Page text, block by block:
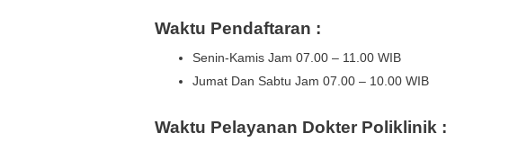
Waktu Pendaftaran :
Senin-Kamis Jam 07.00 – 11.00 WIB
Jumat Dan Sabtu Jam 07.00 – 10.00 WIB
Waktu Pelayanan Dokter Poliklinik :